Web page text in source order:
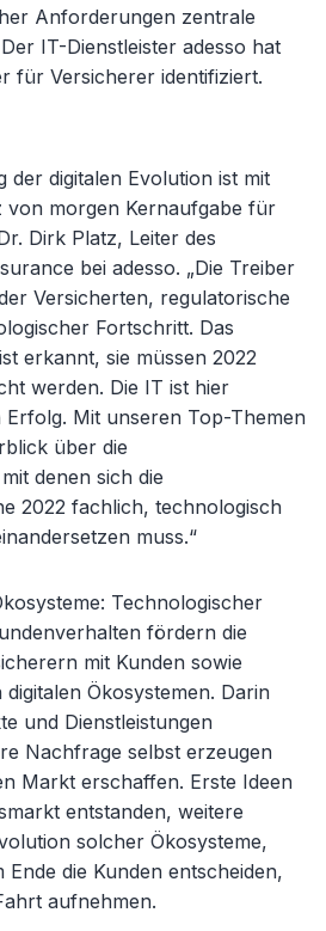
Anforderungen zentrale
IT-Dienstleister adesso hat
für Versicherer identifiziert.
der digitalen Evolution ist mit
von morgen Kernaufgabe für
Dirk Platz, Leiter des
bei adesso. „Die Treiber
Versicherten, regulatorische
Fortschritt. Das
erkannt, sie müssen 2022
werden. Die IT ist hier
Mit unseren Top-Themen
über die
denen sich die
2022 fachlich, technologisch
muss.“
: Technologischer
fördern die
mit Kunden sowie
Ökosystemen. Darin
und Dienstleistungen
Nachfrage selbst erzeugen
Markt erschaffen. Erste Ideen
entstanden, weitere
solcher Ökosysteme,
die Kunden entscheiden,
aufnehmen.